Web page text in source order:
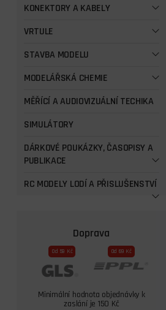
KONEKTORY A KABELY
VRTULE
STAVBA MODELU
MODELÁŘSKÁ CHEMIE
MĚŘÍCÍ A AUDIOVIZUÁLNÍ TECHIKA
SIMULÁTORY
DÁRKOVÉ POUKÁZKY, ČASOPISY A
PUBLIKACE
RC MODELY LODÍ A PŘISLUŠENSTVÍ
Doprava
Od 59 Kč Od 69 Kč
Minimální hodnota objednávky k
zaslání je 150 Kč